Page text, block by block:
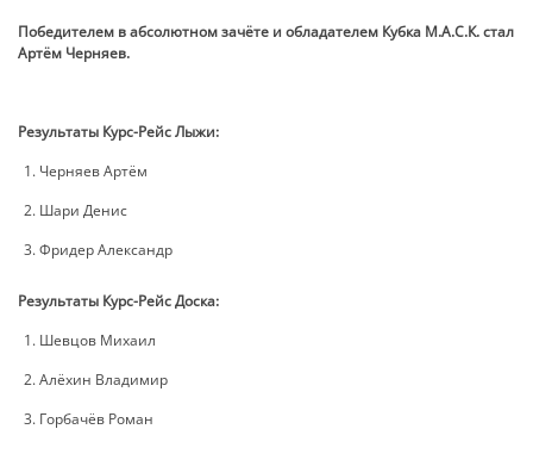
Победителем в абсолютном зачёте и обладателем Кубка М.А.С.К. стал
Артём Черняев.
Результаты Курс-Рейс Лыжи:
Черняев Артём
Шари Денис
Фридер Александр
Результаты Курс-Рейс Доска:
Шевцов Михаил
Алёхин Владимир
Горбачёв Роман